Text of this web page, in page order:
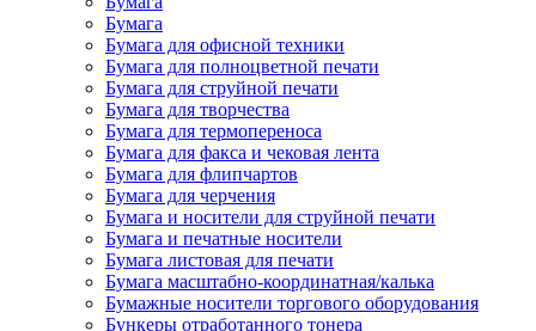
Бумага
Бумага для офисной техники
Бумага для полноцветной печати
Бумага для струйной печати
Бумага для творчества
Бумага для термопереноса
Бумага для факса и чековая лента
Бумага для флипчартов
Бумага для черчения
Бумага и носители для струйной печати
Бумага и печатные носители
Бумага листовая для печати
Бумага масштабно-координатная/калька
Бумажные носители торгового оборудования
Бункеры отработанного тонера